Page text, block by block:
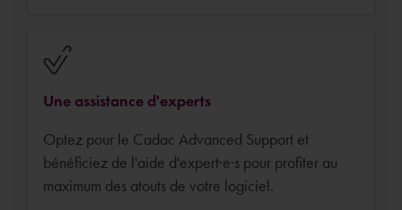
Une assistance d'experts
Optez pour le Cadac Advanced Support et
bénéficiez de l'aide d'expert·e·s pour profiter au
maximum des atouts de votre logiciel.